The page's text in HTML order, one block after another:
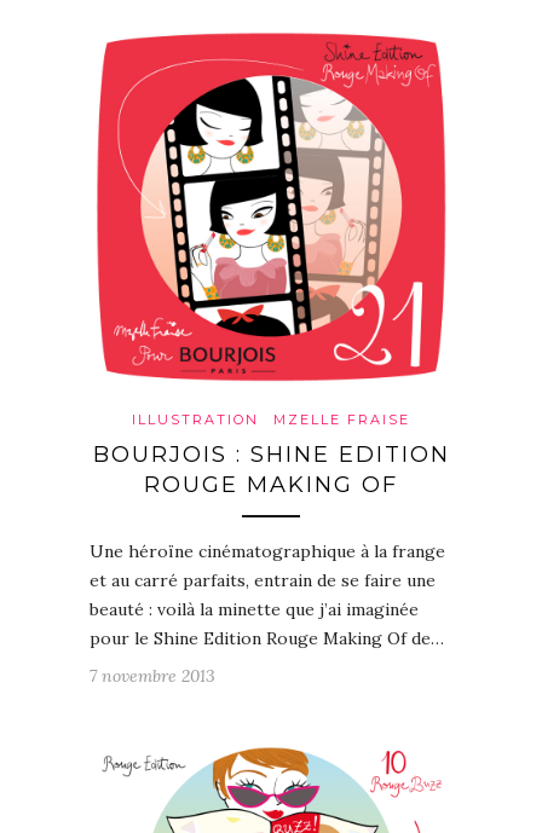
ILLUSTRATION MZELLE FRAISE
BOURJOIS : SHINE EDITION
ROUGE MAKING OF
Une héroïne cinématographique à la frange
et au carré parfaits, entrain de se faire une
beauté : voilà la minette que j’ai imaginée
pour le Shine Edition Rouge Making Of de…
7 novembre 2013